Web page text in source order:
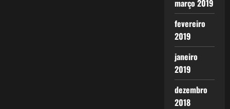
março 2019
fevereiro
2019
janeiro
2019
dezembro
2018